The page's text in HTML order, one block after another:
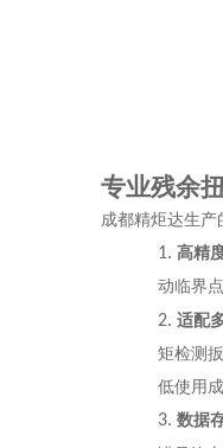
专业残余
成都精炬达生
1. 高精
动临界
2. 适配
矩检测
低使用
3. 数据